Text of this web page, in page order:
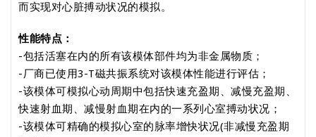
而实现对心脏搏动状况的模拟。
性能特点：
-包括活塞在内的所有该模体部件均为非金属物质；
-厂商已使用3-T磁共振系统对该模体性能进行评估；
-该模体可模拟心动周期中包括快速充盈期、减慢充盈期、
快速射血期、减慢射血期在内的一系列心室搏动状况；
-该模体可精确的模拟心室的脉率增快状况(非减慢充盈期